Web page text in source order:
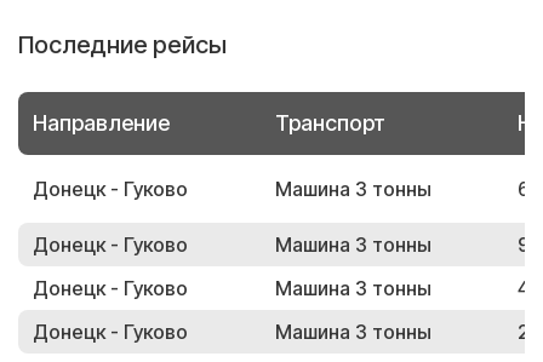
Последние рейсы
Направление Транспорт
Донецк - Гуково Машина 3 тонны
Донецк - Гуково Машина 3 тонны
Донецк - Гуково
Машина 3 тонны
Донецк - Гуково
Машина 3 тонны